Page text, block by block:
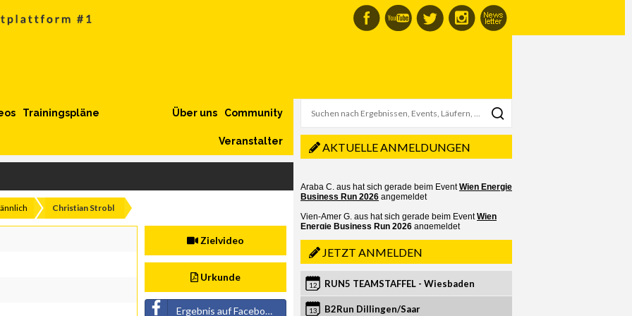
Trainingspläne Community
Über uns
Veranstalter
Christian Strobl
Zielvideo
Urkunde
Ergebnis auf Facebook teilen
AKTUELLE ANMELDUNGEN
JETZT ANMELDEN
12 RUN5 TEAMSTAFFEL - Wiesbaden
13 B2Run Dillingen/Saar